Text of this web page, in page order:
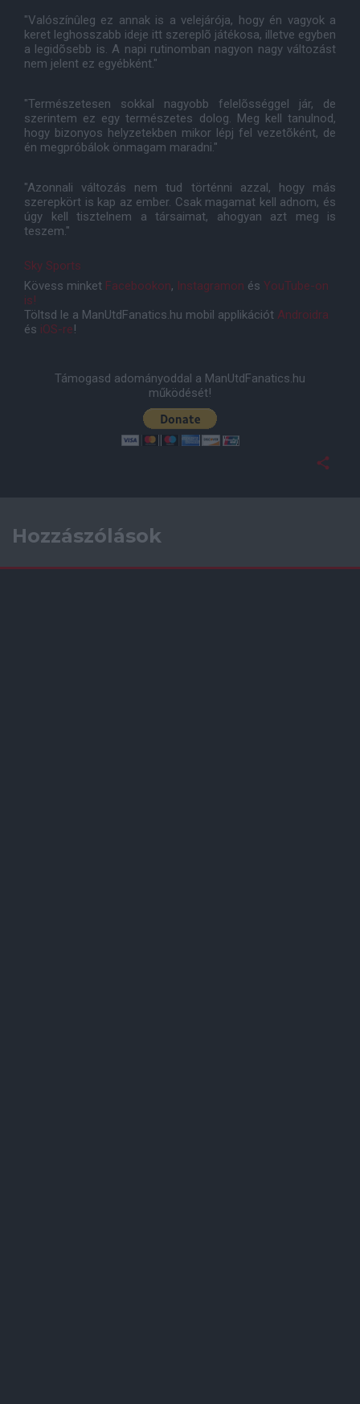
"Valószínûleg ez annak is a velejárója, hogy én vagyok a
keret leghosszabb ideje itt szereplõ játékosa, illetve egyben
a legidõsebb is. A napi rutinomban nagyon nagy változást
nem jelent ez egyébként."
"Természetesen sokkal nagyobb felelõsséggel jár, de
szerintem ez egy természetes dolog. Meg kell tanulnod,
hogy bizonyos helyzetekben mikor lépj fel vezetõként, de
én megpróbálok önmagam maradni."
"Azonnali változás nem tud történni azzal, hogy más
szerepkört is kap az ember. Csak magamat kell adnom, és
úgy kell tisztelnem a társaimat, ahogyan azt meg is
teszem."
Sky Sports
Kövess minket Facebookon, Instagramon és YouTube-on
is!
Töltsd le a ManUtdFanatics.hu mobil applikációt Androidra
és iOS-re!
Támogasd adományoddal a ManUtdFanatics.hu
működését!
Hozzászólások